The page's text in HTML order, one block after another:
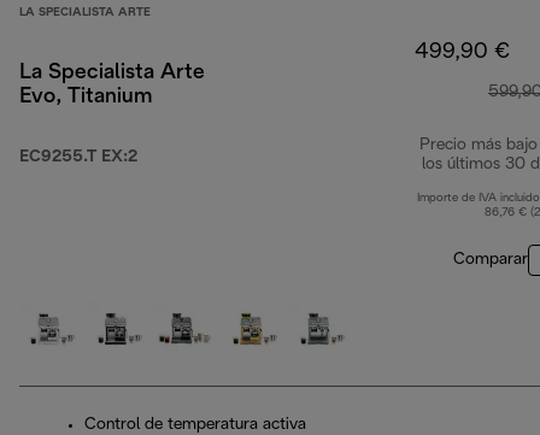
LA SPECIALISTA ARTE
La Specialista Arte
Evo, Titanium
EC9255.T EX:2
499,90 €
Precio más bajo
los últimos 30
Importe de IVA
86,76 €
Comparar
Control de temperatura activa